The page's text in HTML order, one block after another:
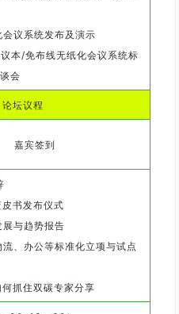
议系统发布及演示
本/免布线无纸化会议系统标
会
坛议程
嘉宾签到
书发布仪式
与趋势报告
、办公等标准化立项与试点
抓住双碳专家分享